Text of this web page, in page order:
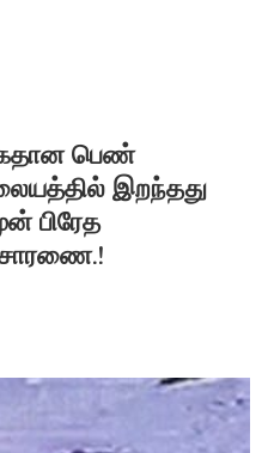
பெண்
இறந்தது
பிரேத